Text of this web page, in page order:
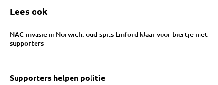
Lees ook
NAC-invasie in Norwich: oud-spits Linford klaar voor biertje met
supporters
Supporters helpen politie